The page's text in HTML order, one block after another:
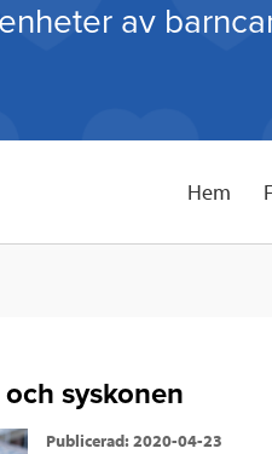
av
Hem
syskonen
Publicerad:2020-04-23